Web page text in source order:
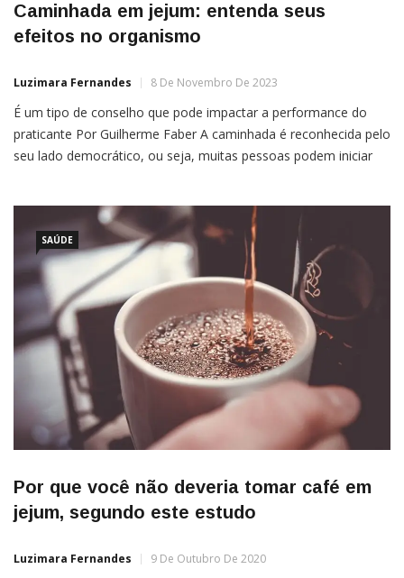
Caminhada em jejum: entenda seus
efeitos no organismo
Luzimara Fernandes 8 De Novembro De 2023
É um tipo de conselho que pode impactar a performance do
praticante Por Guilherme Faber A caminhada é reconhecida pelo
seu lado democrático, ou seja, muitas pessoas podem iniciar
sempre surgem alguns questionamentos sobre essa
modalidade, por […]
SAÚDE
Por que você não deveria tomar café em
jejum, segundo este estudo
Luzimara Fernandes 9 De Outubro De 2020